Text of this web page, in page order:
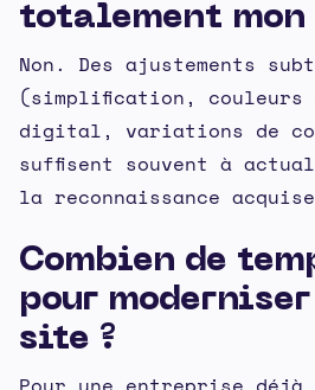
totalement mon
Non. Des ajustements
(simplification, couleurs
digital, variations de
suffisent souvent à
la reconnaissance
Combien de
pour
site ?